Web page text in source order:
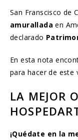
San Franscisco de
amurallada en
declarado
En esta nota
para hacer de este
LA MEJOR
¡Quédate en la